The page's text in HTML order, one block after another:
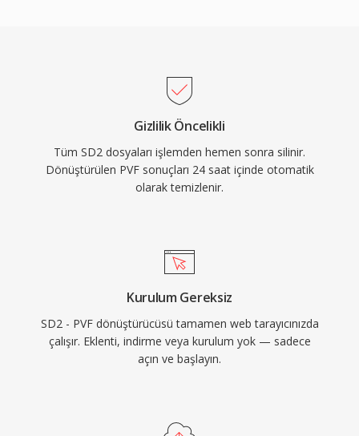
Gizlilik Öncelikli
Tüm SD2 dosyaları işlemden hemen sonra silinir.
Dönüştürülen PVF sonuçları 24 saat içinde otomatik
olarak temizlenir.
Kurulum Gereksiz
SD2 - PVF dönüştürücüsü tamamen web tarayıcınızda
çalışır. Eklenti, indirme veya kurulum yok — sadece
açın ve başlayın.